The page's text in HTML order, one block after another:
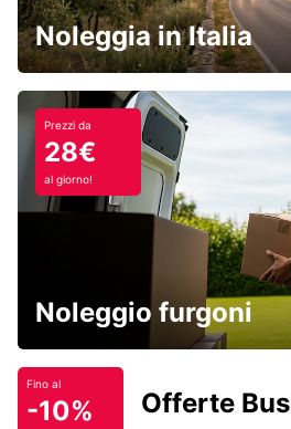
Noleggia in Italia
Prezzi da
28€
al giorno!
Noleggio furgoni
Fino al
-10% Offerte